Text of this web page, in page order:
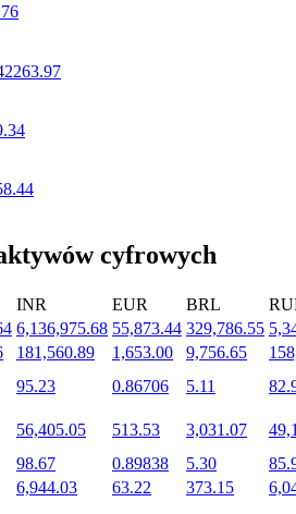
dostęp
zakładów, aby zarabiać na popularnych
cyfrowych
INR EUR BRL
6,136,975.68 55,873.44 329,786.55
181,560.89 1,653.00 9,756.65
95.23 0.86706 5.11
56,405.05 513.53 3,031.07
98.67 0.89838 5.30
6,944.03 63.22 373.15